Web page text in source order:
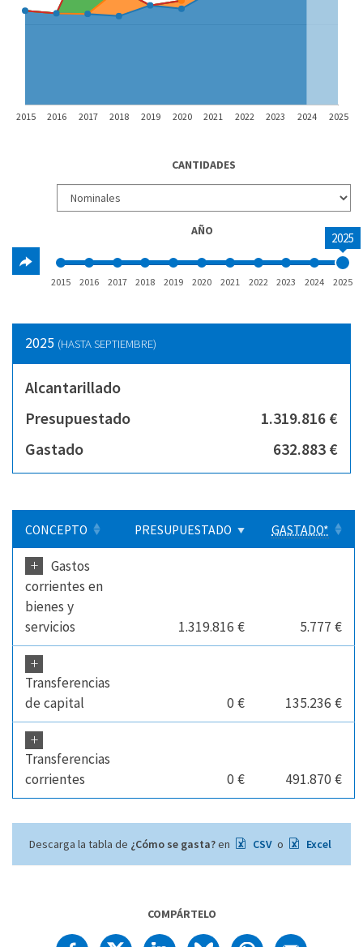
2015 2016 2017 2018 2019 2020 2021 2022 2023 2024 2025
CANTIDADES
AÑO 2025
2015 2016 2017 2018 2019 2020 2021 2022 2023 2024 2025
2025 (HASTA SEPTIEMBRE)
Alcantarillado
Presupuestado
1.319.816 €
Gastado
632.883 €
CONCEPTO PRESUPUESTADO GASTADO*
+
Gastos
corrientes en
bienes y
servicios
1.319.816 € 5.777 €
+
Transferencias
de capital
0 € 135.236 €
+
Transferencias
corrientes
0 € 491.870 €
Descarga la tabla de ¿Cómo se gasta?en CSV o Excel
COMPÁRTELO